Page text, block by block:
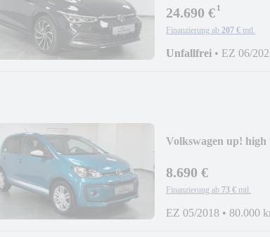
24.690 €¹
Finanzierung ab 207 € mtl.
Unfallfrei • EZ 06/
Volkswagen up!
8.690 €
Finanzierung ab 73 € mtl.
EZ 05/2018 • 80.000